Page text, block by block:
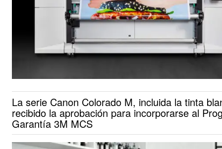
La serie Canon Colorado M, incluida la tinta
recibido la aprobación para incorporarse al
Garantía 3M MCS